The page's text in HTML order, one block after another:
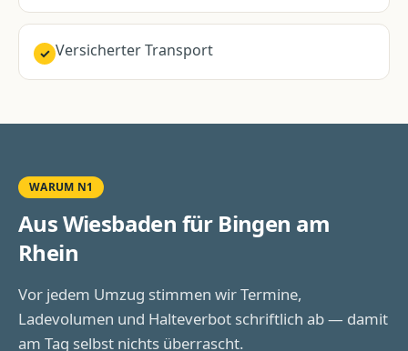
✓ Versicherter Transport
WARUM N1
Aus Wiesbaden für Bingen am
Rhein
Vor jedem Umzug stimmen wir Termine,
Ladevolumen und Halteverbot schriftlich ab — damit
am Tag selbst nichts überrascht.